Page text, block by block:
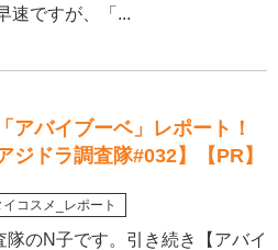
速ですが、「...
アバイブーベ」レポート！
ジドラ調査隊#032】【PR】
イコスメ_レポート
のN子です。引き続き【アバイ